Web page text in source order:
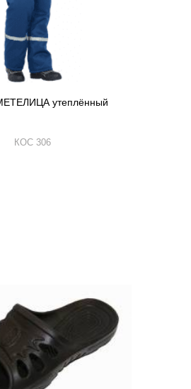
утеплённый
КОС 306